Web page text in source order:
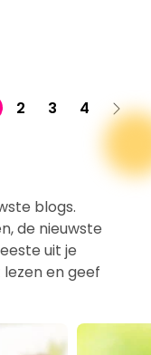
2 3 4
blogs.
de nieuwste
uit je
en geef